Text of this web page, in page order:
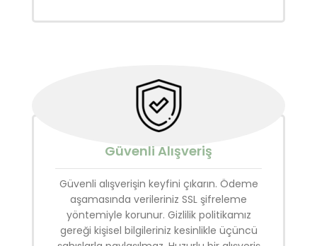
Güvenli Alışveriş
Güvenli alışverişin keyfini çıkarın. Ödeme
aşamasında verileriniz SSL şifreleme
yöntemiyle korunur. Gizlilik politikamız
gereği kişisel bilgileriniz kesinlikle üçüncü